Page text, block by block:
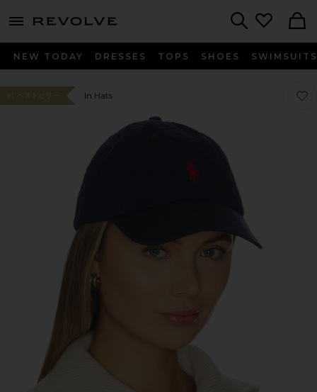
menu - shows more content
NEW TODAY DRESSES TOPS SHOES SWIMSUITS
#1 ベストセラー In Hats お気
お気